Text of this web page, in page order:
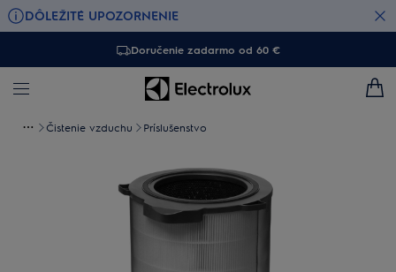
DÔLEŽITÉ UPOZORNENIE
Doručenie zadarmo od 60 €
Čistenie vzduchu Príslušenstvo